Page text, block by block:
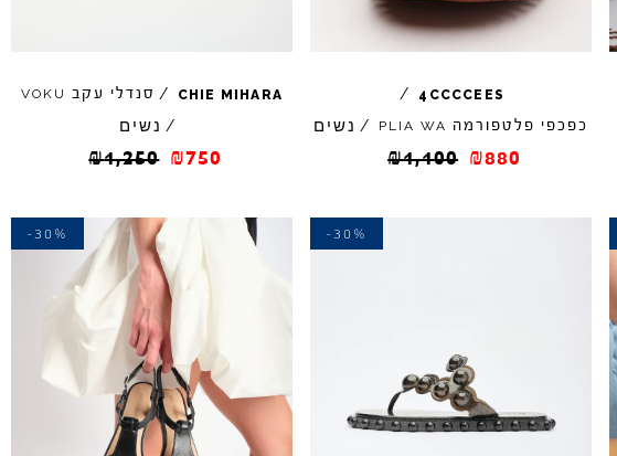
4CCCCEES
/
כפכפי פלטפורמה
PLIA WA
/ נשים
₪1,100 ₪880
CHIE MIHARA
/ סנדלי עקב VOKU
/ נשים
₪1,250 ₪750
-30%
-30%